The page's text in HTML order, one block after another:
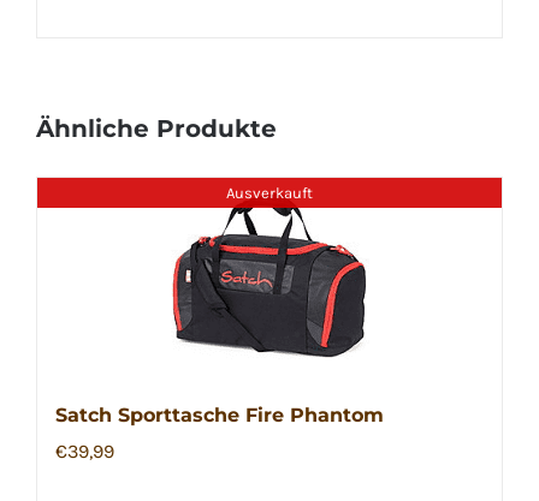
Ähnliche Produkte
Ausverkauft
Satch Sporttasche Fire Phantom
€39,99